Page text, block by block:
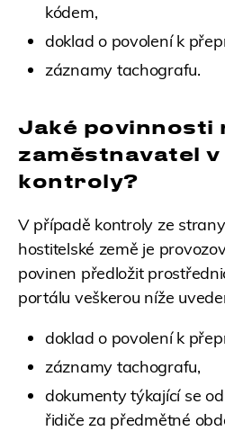
kódem,
doklad o povolení k
záznamy tachografu.
Jaké povinnosti
zaměstnavatel
kontroly?
V případě kontroly ze
hostitelské země je
povinen předložit
portálu veškerou níže
doklad o povolení k
záznamy tachografu,
dokumenty týkající se
řidiče za předmětné